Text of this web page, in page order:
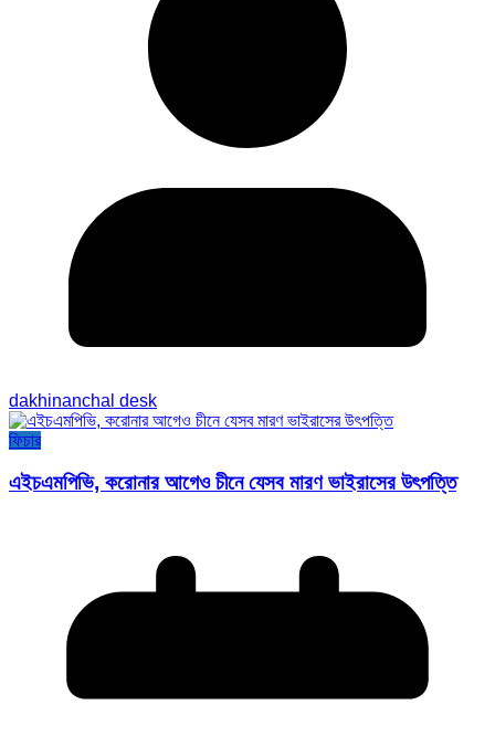
dakhinanchal desk
ফিচার
এইচএমপিভি, করোনার আগেও চীনে যেসব মারণ ভাইরাসের উৎপত্তি